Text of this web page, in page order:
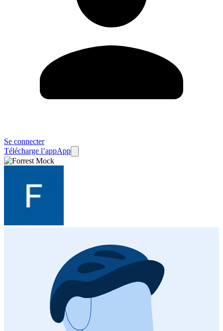
Se connecter
Télécharge l’appApp